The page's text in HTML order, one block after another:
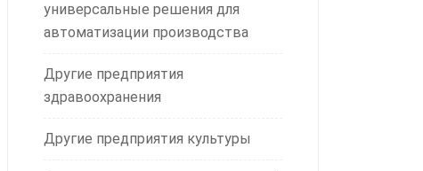
универсальные решения для
автоматизации производства
Другие предприятия
здравоохранения
Другие предприятия культуры